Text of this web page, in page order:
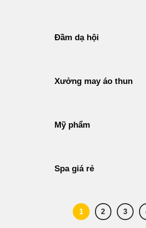
Đầm dạ hội
Xưởng may áo thun
Mỹ phẩm
Spa giá rẻ
1 2 3